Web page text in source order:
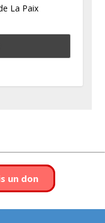
La Paix
un don